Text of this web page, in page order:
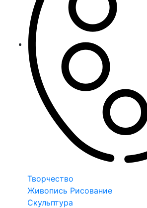
Творчество
Живопись Рисование
Скульптура